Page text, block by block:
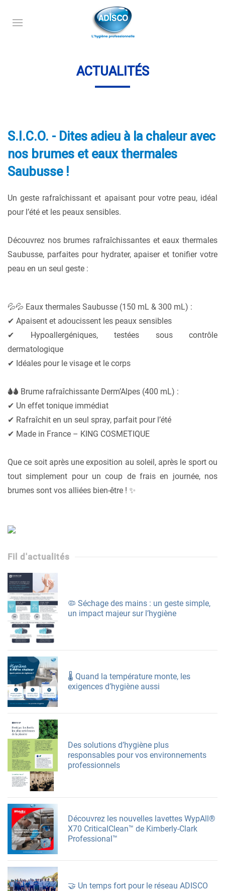
ACTUALITÉS
S.I.C.O. - Dites adieu à la chaleur avec
nos brumes et eaux thermales
Saubusse !
Un geste rafraîchissant et apaisant pour votre peau, idéal
pour l’été et les peaux sensibles.
Découvrez nos brumes rafraîchissantes et eaux thermales
Saubusse, parfaites pour hydrater, apaiser et tonifier votre
peau en un seul geste :
💦💦 Eaux thermales Saubusse (150 mL & 300 mL) :
✔ Apaisent et adoucissent les peaux sensibles
✔ Hypoallergéniques, testées sous contrôle
dermatologique
✔ Idéales pour le visage et le corps
🌢🌢 Brume rafraîchissante Derm’Alpes (400 mL) :
✔ Un effet tonique immédiat
✔ Rafraîchit en un seul spray, parfait pour l’été
✔ Made in France – KING COSMETIQUE
Que ce soit après une exposition au soleil, après le sport ou
tout simplement pour un coup de frais en journée, nos
brumes sont vos alliées bien-être ! ✨
Fil d'actualités
🦠 Séchage des mains : un geste simple,
un impact majeur sur l’hygiène
🌡️ Quand la température monte, les
exigences d’hygiène aussi
Des solutions d’hygiène plus
responsables pour vos environnements
professionnels
Découvrez les nouvelles lavettes WypAll®
X70 CriticalClean™ de Kimberly-Clark
Professional™
🤝 Un temps fort pour le réseau ADISCO